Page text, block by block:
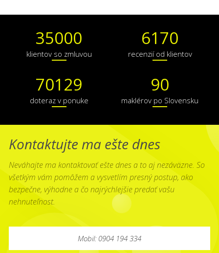
35000
klientov so zmluvou
6170
recenzií od klientov
70129
doteraz v ponuke
90
maklérov po Slovensku
Kontaktujte ma ešte dnes
Neváhajte ma kontaktovať ešte dnes a to aj nezáväzne. So
všetkým vám pomôžem a vysvetlím presný postup, ako
bezpečne, výhodne a čo najrýchlejšie predať vašu
nehnuteľnost.
Mobil: 0904 194 334